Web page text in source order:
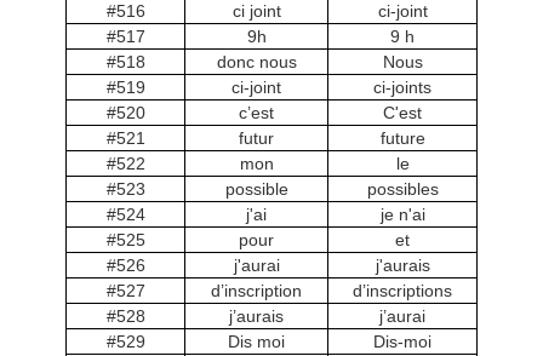
#516
ci joint
ci-joint
#517
9h
9 h
#518
donc nous
Nous
#519
ci-joint
ci-joints
#520
c’est
C'est
#521
futur
future
#522
mon
le
#523
possible
possibles
#524
j'ai
je n'ai
#525
pour
et
#526
j'aurai
j'aurais
#527
d’inscription
d’inscriptions
#528
j’aurais
j’aurai
#529
Dis moi
Dis-moi